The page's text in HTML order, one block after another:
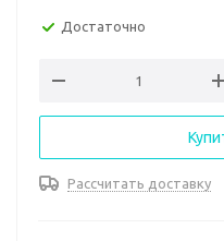
Достаточно
Рассчитать доставку